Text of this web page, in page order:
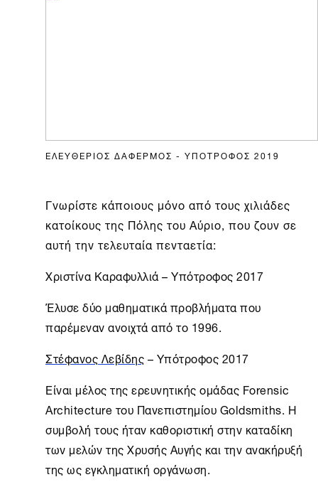
ΕΛΕΥΘΕΡΙΟΣ ΔΑΦΕΡΜΟΣ - ΥΠΟΤΡΟΦΟΣ 2019
Γνωρίστε κάποιους μόνο από τους χιλιάδες
κατοίκους της Πόλης του Αύριο, που ζουν σε
αυτή την τελευταία πενταετία:
Χριστίνα Καραφυλλιά – Υπότροφος 2017
Έλυσε δύο μαθηματικά προβλήματα που
παρέμεναν ανοιχτά από το 1996.
Στέφανος Λεβίδης– Υπότροφος 2017
Είναι μέλος της ερευνητικής ομάδας Forensic
Architecture του Πανεπιστημίου Goldsmiths. H
συμβολή τους ήταν καθοριστική στην καταδίκη
των μελών της Χρυσής Αυγής και την ανακήρυξή
της ως εγκληματική οργάνωση.